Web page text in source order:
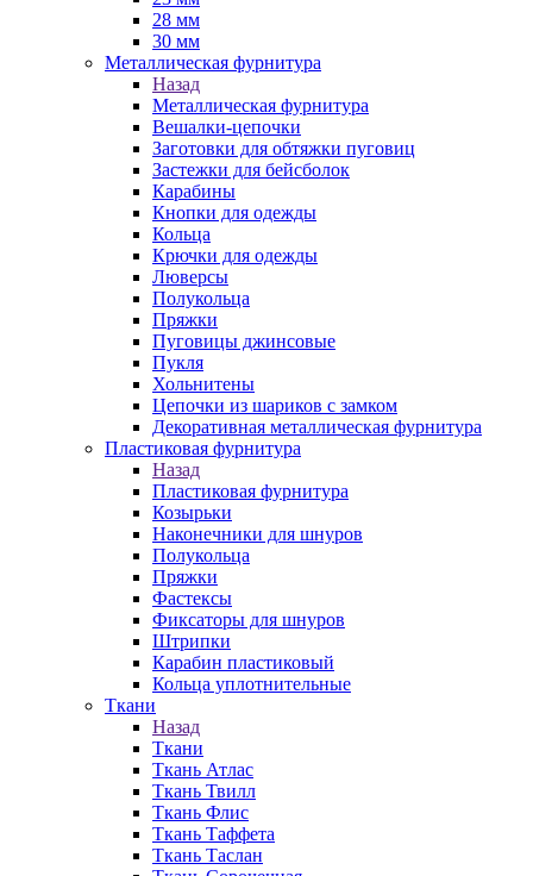
28 мм
30 мм
Металлическая фурнитура
Назад
Металлическая фурнитура
Вешалки-цепочки
Заготовки для обтяжки пуговиц
Застежки для бейсболок
Карабины
Кнопки для одежды
Кольца
Крючки для одежды
Люверсы
Полукольца
Пряжки
Пуговицы джинсовые
Пукля
Хольнитены
Цепочки из шариков с замком
Декоративная металлическая фурнитура
Пластиковая фурнитура
Назад
Пластиковая фурнитура
Козырьки
Наконечники для шнуров
Полукольца
Пряжки
Фастексы
Фиксаторы для шнуров
Штрипки
Карабин пластиковый
Кольца уплотнительные
Ткани
Назад
Ткани
Ткань Атлас
Ткань Твилл
Ткань Флис
Ткань Таффета
Ткань Таслан